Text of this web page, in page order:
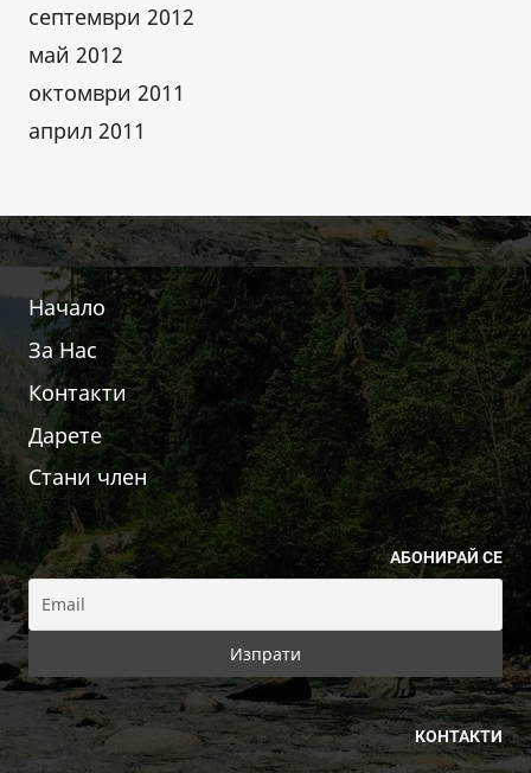
септември 2012
май 2012
октомври 2011
април 2011
Начало
За Нас
Контакти
Дарете
Стани член
АБОНИРАЙ СЕ
КОНТАКТИ